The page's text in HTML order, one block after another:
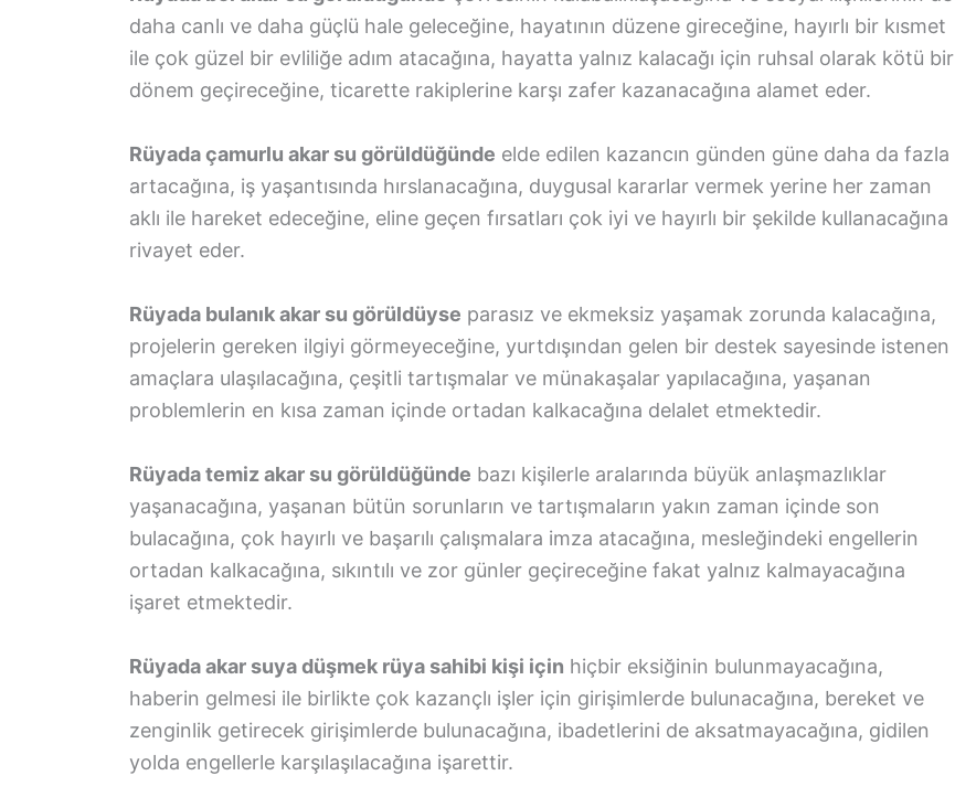
daha canlı ve daha güçlü hale geleceğine, hayatının düzene gireceğine, hayırlı bir kısmet
ile çok güzel bir evliliğe adım atacağına, hayatta yalnız kalacağı için ruhsal olarak kötü bir
dönem geçireceğine, ticarette rakiplerine karşı zafer kazanacağına alamet eder.
Rüyada çamurlu akar su görüldüğünde elde edilen kazancın günden güne daha da fazla
artacağına, iş yaşantısında hırslanacağına, duygusal kararlar vermek yerine her zaman
aklı ile hareket edeceğine, eline geçen fırsatları çok iyi ve hayırlı bir şekilde kullanacağına
rivayet eder.
Rüyada bulanık akar su görüldüyse parasız ve ekmeksiz yaşamak zorunda kalacağına,
projelerin gereken ilgiyi görmeyeceğine, yurtdışından gelen bir destek sayesinde istenen
amaçlara ulaşılacağına, çeşitli tartışmalar ve münakaşalar yapılacağına, yaşanan
problemlerin en kısa zaman içinde ortadan kalkacağına delalet etmektedir.
Rüyada temiz akar su görüldüğünde bazı kişilerle aralarında büyük anlaşmazlıklar
yaşanacağına, yaşanan bütün sorunların ve tartışmaların yakın zaman içinde son
bulacağına, çok hayırlı ve başarılı çalışmalara imza atacağına, mesleğindeki engellerin
ortadan kalkacağına, sıkıntılı ve zor günler geçireceğine fakat yalnız kalmayacağına
işaret etmektedir.
Rüyada akar suya düşmek rüya sahibi kişi için hiçbir eksiğinin bulunmayacağına,
haberin gelmesi ile birlikte çok kazançlı işler için girişimlerde bulunacağına, bereket ve
zenginlik getirecek girişimlerde bulunacağına, ibadetlerini de aksatmayacağına, gidilen
yolda engellerle karşılaşılacağına işarettir.